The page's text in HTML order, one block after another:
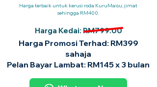
Harga terbaik untuk kerusi roda KuruMaisu, jimat
sehingga RM400.
Harga Kedai: RM799.00
Harga Promosi Terhad: RM399
sahaja
Pelan Bayar Lambat: RM145 x 3 bulan